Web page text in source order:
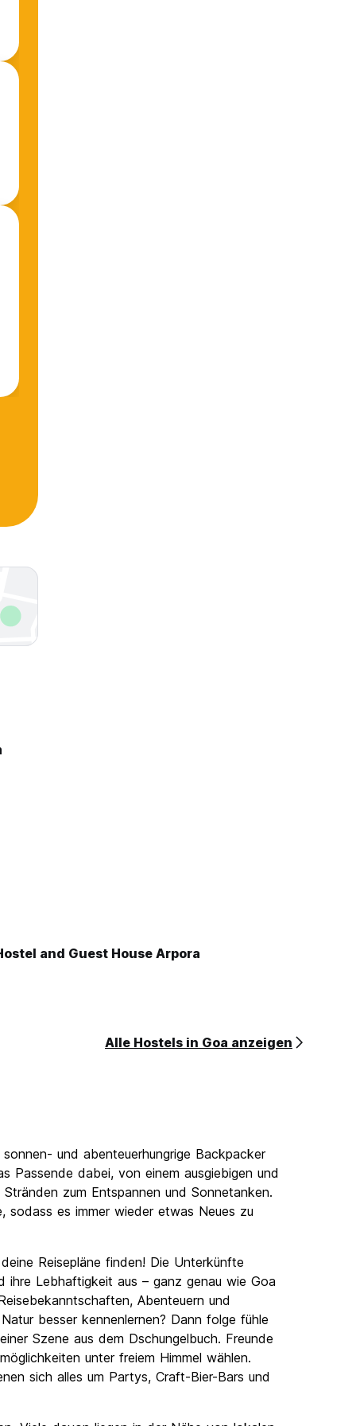
and Guest House Arpora
Alle Hostels in Goa anzeigen
und abenteuerhungrige Backpacker
Passende dabei, von einem ausgiebigen und
zum Entspannen und Sonnetanken.
sodass es immer wieder etwas Neues zu
Reisepläne finden! Die Unterkünfte
ihre Lebhaftigkeit aus – ganz genau wie Goa
Abenteuern und
besser kennenlernen? Dann folge fühle
Szene aus dem Dschungelbuch. Freunde
unter freiem Himmel wählen.
sich alles um Partys, Craft-Bier-Bars und